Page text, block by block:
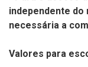
independente do
necessária a
Valores para